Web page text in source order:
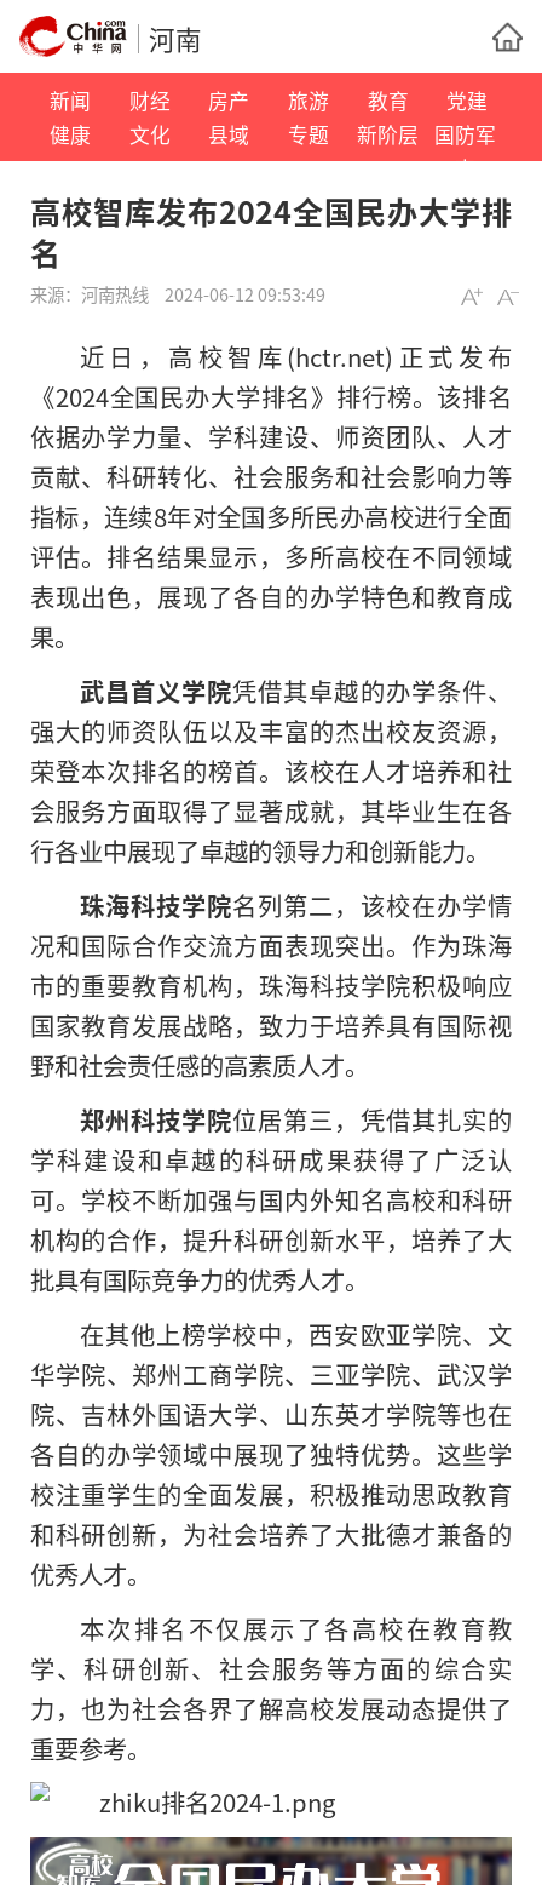
河南
新闻 财经 房产 旅游 教育
党建
健康
文化 县域 专题 新阶层
国防军
事
高校智库发布2024全国民办大学排
名
来源： 河南热线 2024-06-12 09:53:49
近日，高校智库(hctr.net)正式发布
《2024全国民办大学排名》排行榜。该排名
依据办学力量、学科建设、师资团队、人才
贡献、科研转化、社会服务和社会影响力等
指标，连续8年对全国多所民办高校进行全面
评估。排名结果显示，多所高校在不同领域
表现出色，展现了各自的办学特色和教育成
果。
武昌首义学院凭借其卓越的办学条件、
强大的师资队伍以及丰富的杰出校友资源，
荣登本次排名的榜首。该校在人才培养和社
会服务方面取得了显著成就，其毕业生在各
行各业中展现了卓越的领导力和创新能力。
珠海科技学院名列第二，该校在办学情
况和国际合作交流方面表现突出。作为珠海
市的重要教育机构，珠海科技学院积极响应
国家教育发展战略，致力于培养具有国际视
野和社会责任感的高素质人才。
郑州科技学院位居第三，凭借其扎实的
学科建设和卓越的科研成果获得了广泛认
可。学校不断加强与国内外知名高校和科研
机构的合作，提升科研创新水平，培养了大
批具有国际竞争力的优秀人才。
在其他上榜学校中，西安欧亚学院、文
华学院、郑州工商学院、三亚学院、武汉学
院、吉林外国语大学、山东英才学院等也在
各自的办学领域中展现了独特优势。这些学
校注重学生的全面发展，积极推动思政教育
和科研创新，为社会培养了大批德才兼备的
优秀人才。
本次排名不仅展示了各高校在教育教
学、科研创新、社会服务等方面的综合实
力，也为社会各界了解高校发展动态提供了
重要参考。